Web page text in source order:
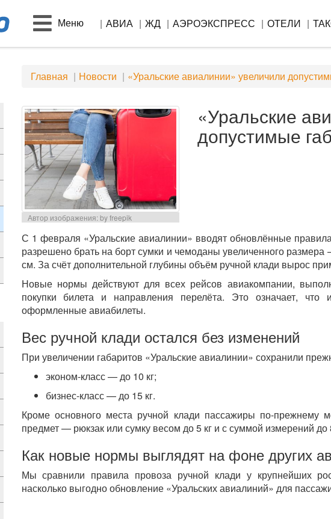
Меню АВИА ЖД АЭРОЭКСПРЕСС ОТЕЛИ
Главная Новости «Уральские авиалинии» увеличили
Автор изображения: by freepik
«Уральские
допустимые
С 1 февраля «Уральские авиалинии» вводят обновлённые
разрешено брать на борт сумки и чемоданы увеличенного
см. За счёт дополнительной глубины объём ручной клади вырос
Новые нормы действуют для всех рейсов авиакомпании,
покупки билета и направления перелёта. Это означает,
оформленные авиабилеты.
Вес ручной клади остался без изменений
При увеличении габаритов «Уральские авиалинии» сохранили
эконом-класс — до 10 кг;
бизнес-класс — до 15 кг.
Кроме основного места ручной клади пассажиры по-прежнему
предмет — рюкзак или сумку весом до 5 кг и с суммой измерений до
Как новые нормы выглядят на фоне других
Мы сравнили правила провоза ручной клади у крупнейших
насколько выгодно обновление «Уральских авиалиний» для